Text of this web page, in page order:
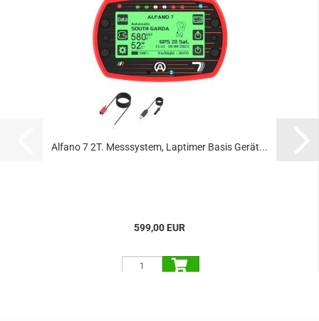
Alfano 7 2T. Messsystem, Laptimer Basis Gerät...
599,00 EUR